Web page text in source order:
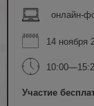
онлайн-
14 ноября
Участие